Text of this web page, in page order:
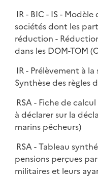
IR - BIC - IS -
sociétés dont les
réduction -
dans les DOM-TOM
IR - Prélèvement à
Synthèse des
RSA - Fiche de
à déclarer sur la
marins pêcheurs)
RSA - Tableau
pensions perçues
militaires et leurs